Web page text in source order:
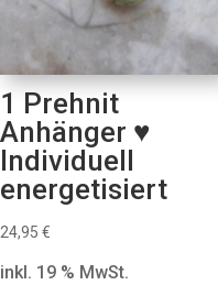
1 Prehnit
Anhänger ♥
Individuell
energetisiert
24,95 €
inkl. 19 % MwSt.